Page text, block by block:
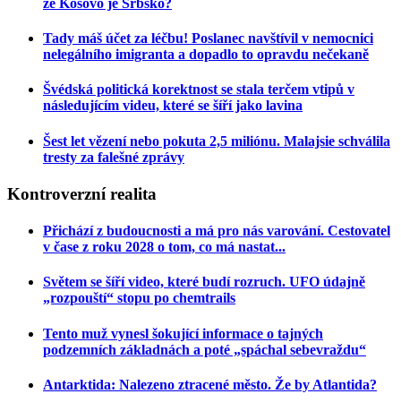
Tady máš účet za léčbu! Poslanec navštívil v nemocnici
nelegálního imigranta a dopadlo to opravdu nečekaně
Švédská politická korektnost se stala terčem vtipů v
následujícím videu, které se šíří jako lavina
Šest let vězení nebo pokuta 2,5 miliónu. Malajsie schválila
tresty za falešné zprávy
Kontroverznírealita
Přichází z budoucnosti a má pro nás varování. Cestovatel
v čase z roku 2028 o tom, co má nastat...
Světem se šíří video, které budí rozruch. UFO údajně
„rozpouští“ stopu po chemtrails
Tento muž vynesl šokující informace o tajných
podzemních základnách a poté „spáchal sebevraždu“
Antarktida: Nalezeno ztracené město. Že by Atlantida?